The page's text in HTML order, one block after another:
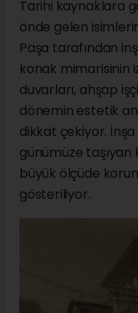
Tarihi kaynaklara
önde gelen
Paşa tarafından
konak mimarisinin
duvarları, ahşap
dönemin estetik
dikkat çekiyor.
günümüze
büyük ölçüde
gösteriliyor.